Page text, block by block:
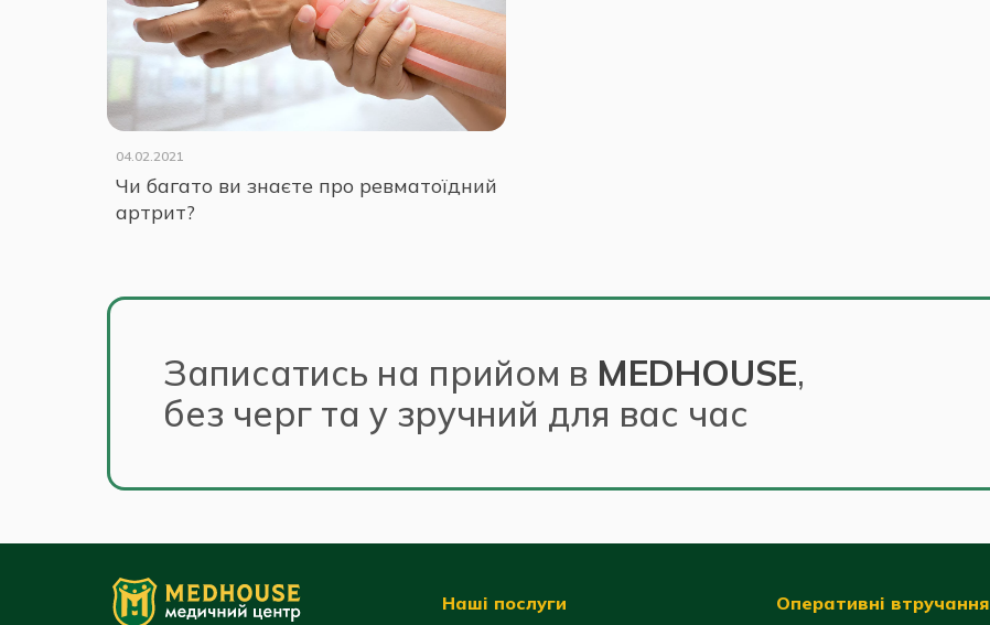
04.02.2021
Чи багато ви знаєте про ревматоїдний
артрит?
Записатись на прийом в MEDHOUSE,
без черг та у зручний для вас час
Наші послуги Оперативні втручання